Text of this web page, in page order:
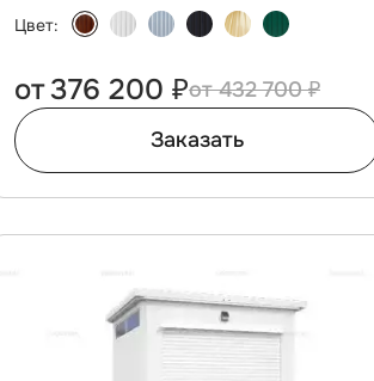
Цвет:
432 700 ₽
от376 200 ₽
Заказать